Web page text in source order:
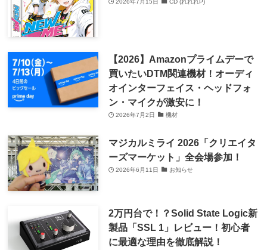
【2026】Amazonプライムデーで
買いたいDTM関連機材！オーディ
オインターフェイス・ヘッドフォ
ン・マイクが激安に！
2026年7月2日 機材
マジカルミライ 2026「クリエイタ
ーズマーケット」全会場参加！
2026年6月11日 お知らせ
2万円台で！？Solid State Logic新
製品「SSL 1」レビュー！初心者
に最適な理由を徹底解説！